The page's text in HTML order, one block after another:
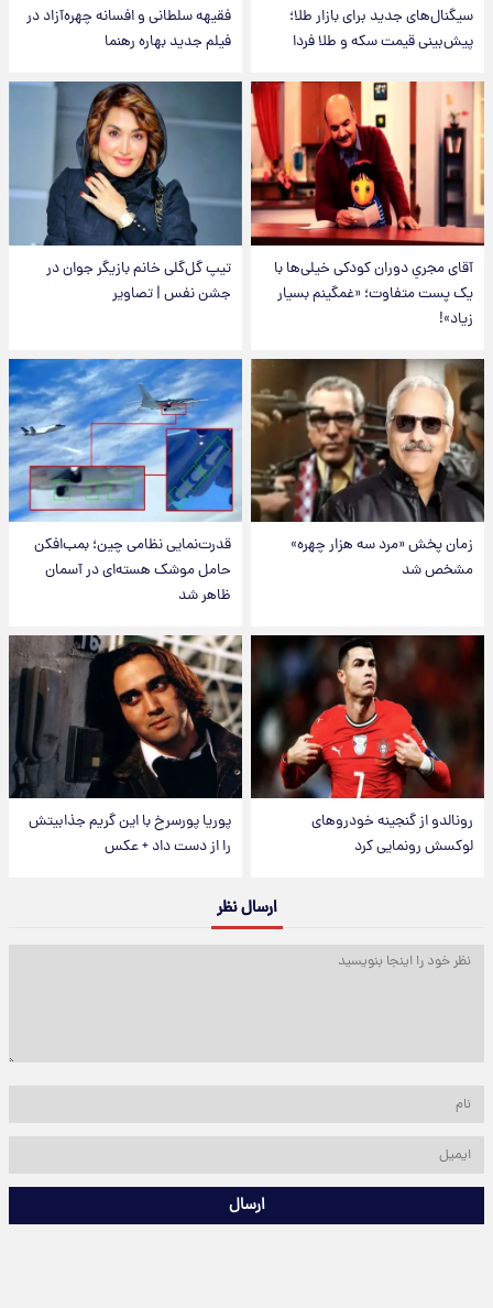
سیگنال‌های جدید برای بازار طلا؛
پیش‌بینی قیمت سکه و طلا فردا
فقیهه سلطانی و افسانه چهره‌آزاد در
فیلم جدید بهاره رهنما
آقای مجریِ دوران کودکی خیلی‌ها با
یک پست متفاوت؛ «غمگینم بسیار
زیاد»!
تیپ گل‌گلی خانم بازیگر جوان در
جشن نفس | تصاویر
زمان پخش «مرد سه هزار چهره»
مشخص شد
قدرت‌نمایی نظامی چین؛ بمب‌افکن
حامل موشک هسته‌ای در آسمان
ظاهر شد
رونالدو از گنجینه خودروهای
لوکسش رونمایی کرد
پوریا پورسرخ با این گریم جذابیتش
را از دست داد + عکس
ارسال نظر
ارسال